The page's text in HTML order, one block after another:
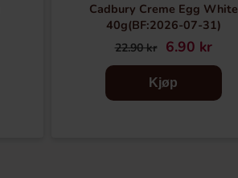
Cadbury Creme Egg White
40g(BF:2026-07-31)
22.90 kr 6.90 kr
Kjøp